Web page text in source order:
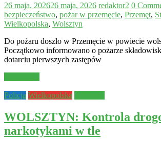
26 maja, 202626 maja, 2026 redaktor2 0
bezpieczeństwo, pożar w przemęcie, Przemęt,
Wielkopolska, Wolsztyn
Do pożaru doszło w Przemęcie w powiecie
Początkowo informowano o pożarze
dotarciu pierwszych zastępów
Policja Wielkopolska
WOLSZTYN: Kontrola
narkotykami w tle